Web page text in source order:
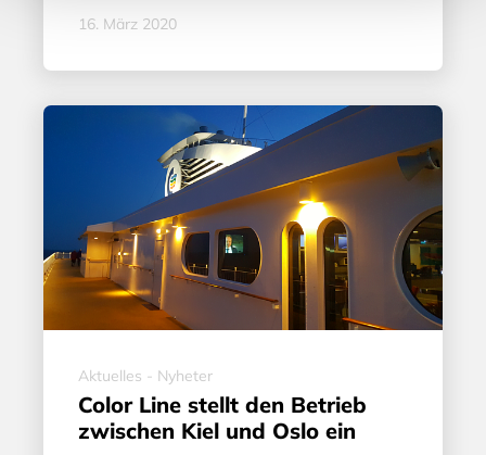
16. März 2020
Aktuelles - Nyheter
Color Line stellt den Betrieb
zwischen Kiel und Oslo ein